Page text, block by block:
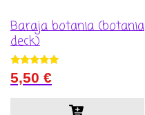
Baraja botania (botania
deck)
Valorado con
5.00
5,50 €